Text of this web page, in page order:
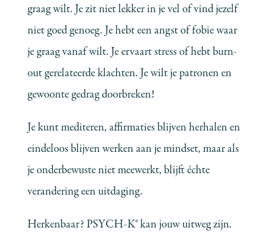
graag wilt. Je zit niet lekker in je vel of vind jezelf
niet goed genoeg. Je hebt een angst of fobie waar
je graag vanaf wilt. Je ervaart stress of hebt burn-
out gerelateerde klachten. Je wilt je patronen en
gewoonte gedrag doorbreken!
Je kunt mediteren, affirmaties blijven herhalen en
eindeloos blijven werken aan je mindset, maar als
je onderbewuste niet meewerkt, blijft échte
verandering een uitdaging.
Herkenbaar? PSYCH-K® kan jouw uitweg zijn.